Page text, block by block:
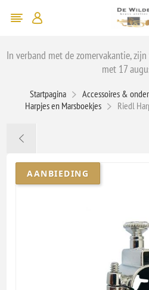
In verband met de zomervakantie,
met 17
Startpagina Accessoires &
Harpjes en Marsboekjes
Riedl
AANBIEDING